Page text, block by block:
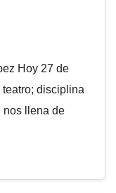
Hoy 27 de
disciplina
nos llena de